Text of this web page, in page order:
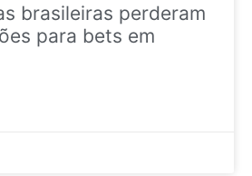
brasileiras perderam
para bets em